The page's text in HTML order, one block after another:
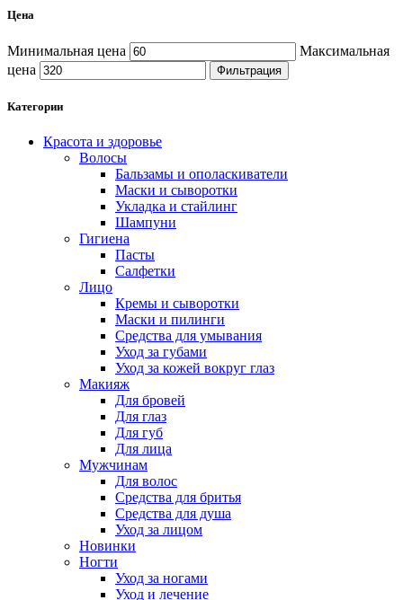
Цена
Минимальная цена
Максимальная
цена
Фильтрация
Категории
Красота и здоровье
Волосы
Бальзамы и ополаскиватели
Маски и сыворотки
Укладка и стайлинг
Шампуни
Гигиена
Пасты
Салфетки
Лицо
Кремы и сыворотки
Маски и пилинги
Средства для умывания
Уход за губами
Уход за кожей вокруг глаз
Макияж
Для бровей
Для глаз
Для губ
Для лица
Мужчинам
Для волос
Средства для бритья
Средства для душа
Уход за лицом
Новинки
Ногти
Уход за ногами
Уход и лечение